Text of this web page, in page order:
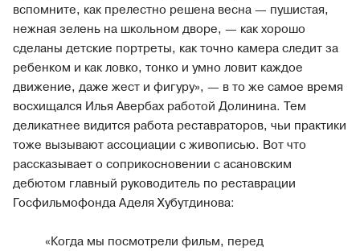
вспомните, как прелестно решена весна — пушистая,
нежная зелень на школьном дворе, — как хорошо
сделаны детские портреты, как точно камера следит за
ребенком и как ловко, тонко и умно ловит каждое
движение, даже жест и фигуру», — в то же самое время
восхищался Илья Авербах работой Долинина. Тем
деликатнее видится работа реставраторов, чьи практики
тоже вызывают ассоциации с живописью. Вот что
рассказывает о соприкосновении с асановским
дебютом главный руководитель по реставрации
Госфильмофонда Аделя Хубутдинова:
«Когда мы посмотрели фильм, перед